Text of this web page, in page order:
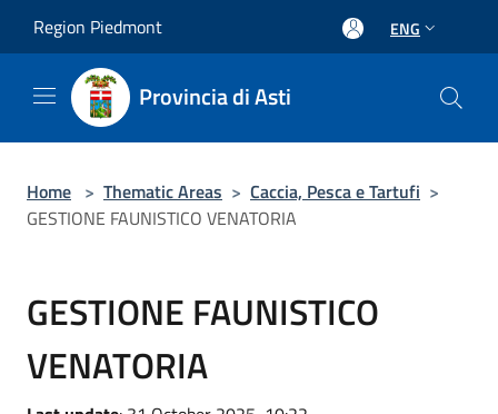
Region Piedmont ENG
Provincia di Asti
Home > Thematic Areas > Caccia, Pesca e Tartufi >
GESTIONE FAUNISTICO VENATORIA
GESTIONE FAUNISTICO
VENATORIA